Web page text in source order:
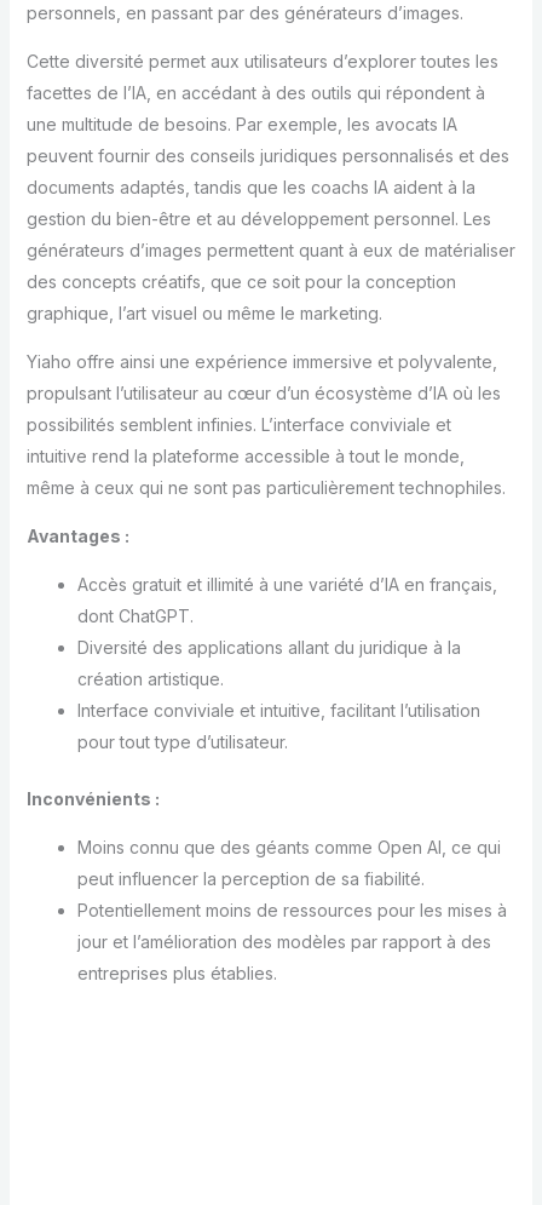
personnels, en passant par des générateurs d’images.
Cette diversité permet aux utilisateurs d’explorer toutes les
facettes de l’IA, en accédant à des outils qui répondent à
une multitude de besoins. Par exemple, les avocats IA
peuvent fournir des conseils juridiques personnalisés et des
documents adaptés, tandis que les coachs IA aident à la
gestion du bien-être et au développement personnel. Les
générateurs d’images permettent quant à eux de matérialiser
des concepts créatifs, que ce soit pour la conception
graphique, l’art visuel ou même le marketing.
Yiaho offre ainsi une expérience immersive et polyvalente,
propulsant l’utilisateur au cœur d’un écosystème d’IA où les
possibilités semblent infinies. L’interface conviviale et
intuitive rend la plateforme accessible à tout le monde,
même à ceux qui ne sont pas particulièrement technophiles.
Avantages :
Accès gratuit et illimité à une variété d’IA en français,
dont ChatGPT.
Diversité des applications allant du juridique à la
création artistique.
Interface conviviale et intuitive, facilitant l’utilisation
pour tout type d’utilisateur.
Inconvénients :
Moins connu que des géants comme Open AI, ce qui
peut influencer la perception de sa fiabilité.
Potentiellement moins de ressources pour les mises à
jour et l’amélioration des modèles par rapport à des
entreprises plus établies.